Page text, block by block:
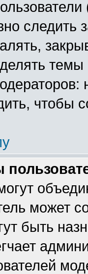
следить
чтобы
может
быть